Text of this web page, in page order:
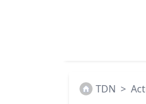
TDN >